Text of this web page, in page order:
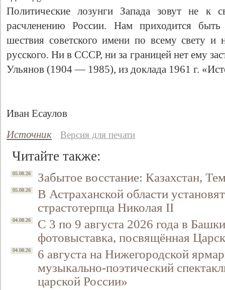
Политические лозунги Запада зовут не к
расчленению России. Нам приходится быть
шествия советского имени по всему свету и
русского. Ни в СССР, ни за границей нет ему
Ульянов (1904 — 1985), из доклада 1961 г.
Иван Есаулов
Источник
Версия для печати
Читайте также:
05.08.26 Забытое восстание: Казахстан,
05.08.26
В Астраханской области
страстотерпца Николая II
04.08.26
С 3 по 9 августа 2026 года в
фотовыставка, посвящённая
04.08.26
6 августа на Нижегородской
музыкально-поэтический
царской России»